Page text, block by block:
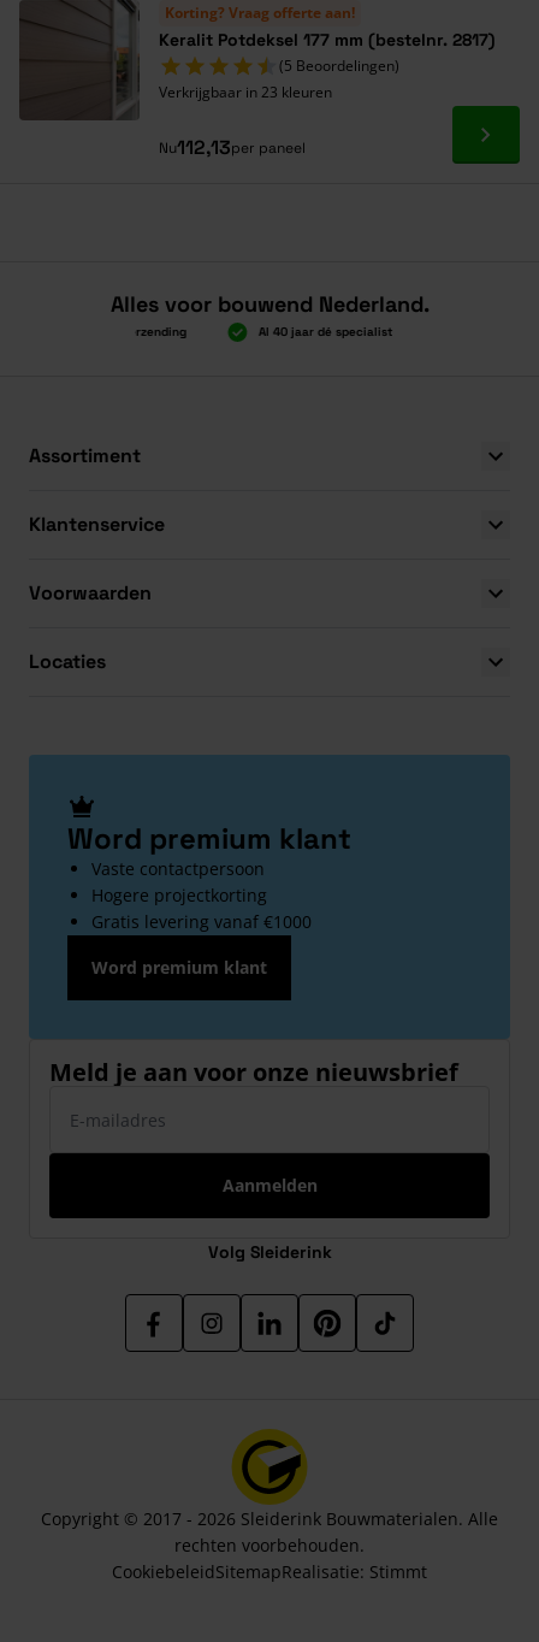
Korting? Vraag offerte aan!
Keralit Potdeksel 177 mm (bestelnr. 2817)
(5 Beoordelingen)
Verkrijgbaar in 23 kleuren
Nu112,13per paneel Ga
Alles voor bouwend Nederland.
2.000 gratis verzending Al 40 jaar dé specialist
Assortiment
Klantenservice
Voorwaarden
Locaties
Word premium klant
Vaste contactpersoon
Hogere projectkorting
Gratis levering vanaf €1000
Word premium klant
Meld je aan voor onze nieuwsbrief
Aanmelden
Volg Sleiderink
Copyright © 2017 - 2026 Sleiderink Bouwmaterialen. Alle
rechten voorbehouden.
CookiebeleidSitemapRealisatie: Stimmt